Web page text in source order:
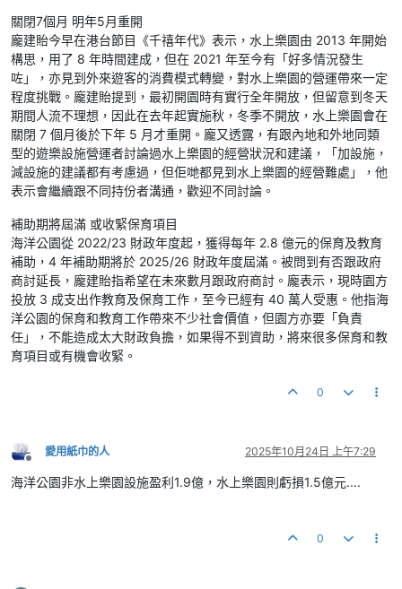
關閉7個月 明年5月重開
龐建貽今早在港台節目《千禧年代》表示，水上樂園由 2013 年開始
構思，用了 8 年時間建成，但在 2021 年至今有「好多情況發生
咗」，亦見到外來遊客的消費模式轉變，對水上樂園的營運帶來一定
程度挑戰。龐建貽提到，最初開園時有實行全年開放，但留意到冬天
期間人流不理想，因此在去年起實施秋，冬季不開放，水上樂園會在
關閉 7 個月後於下年 5 月才重開。龐又透露，有跟內地和外地同類
型的遊樂設施營運者討論過水上樂園的經營狀況和建議，「加設施，
減設施的建議都有考慮過，但佢哋都見到水上樂園的經營難處」，他
表示會繼續跟不同持份者溝通，歡迎不同討論。
補助期將屆滿 或收緊保育項目
海洋公園從 2022/23 財政年度起，獲得每年 2.8 億元的保育及教育
補助，4 年補助期將於 2025/26 財政年度屆滿。被問到有否跟政府
商討延長，龐建貽指希望在未來數月跟政府商討。龐表示，現時園方
投放 3 成支出作教育及保育工作，至今已經有 40 萬人受惠。他指海
洋公園的保育和教育工作帶來不少社會價值，但園方亦要「負責
任」，不能造成太大財政負擔，如果得不到資助，將來很多保育和教
育項目或有機會收緊。
0
離線
愛用紙巾的人 2025年10月24日 上午7:29
海洋公園非水上樂園設施盈利1.9億，水上樂園則虧損1.5億元....
0